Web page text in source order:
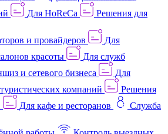
Для HoReCa
Решения для
и провайдеров
Для
красоты
Для служб
и сетевого бизнеса
Для
компаний
Решения
Для кафе и ресторанов
Служба